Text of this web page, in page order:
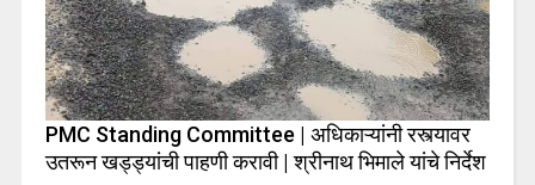
PMC Standing Committee | अधिकाऱ्यांनी रस्त्यावर
उतरून खड्ड्यांची पाहणी करावी | श्रीनाथ भिमाले यांचे निर्देश